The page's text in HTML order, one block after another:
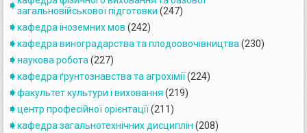
загальновійськової підготовки (247)
кафедра іноземних мов (242)
кафедра виноградарства та плодоовочівництва (230)
наукова робота (227)
кафедра ґрунтознавства та агрохімії(224)
факультет культури і виховання (219)
центр професійної орієнтації(211)
кафедра загальнотехнічних дисциплін (208)